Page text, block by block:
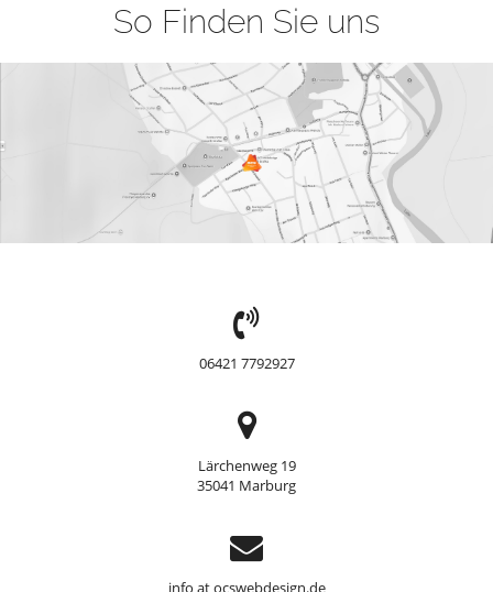
So Finden Sie uns
TEL:
06421 7792927
Adresse
Lärchenweg 19
35041 Marburg
Support
info at ocswebdesign.de